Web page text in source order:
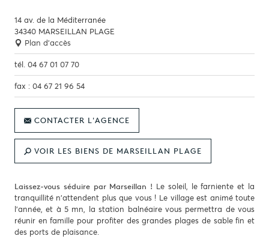
14 av. de la Méditerranée
34340 MARSEILLAN PLAGE
Plan d'accès
tél. 04 67 01 07 70
fax : 04 67 21 96 54
CONTACTER L'AGENCE
VOIR LES BIENS DE MARSEILLAN PLAGE
Laissez-vous séduire par Marseillan ! Le soleil, le farniente et la
tranquillité n'attendent plus que vous ! Le village est animé toute
l'année, et à 5 mn, la station balnéaire vous permettra de vous
réunir en famille pour profiter des grandes plages de sable fin et
des ports de plaisance.